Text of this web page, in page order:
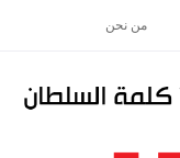
من نحن